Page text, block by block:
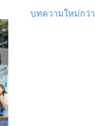
บทความใหม่กว่า